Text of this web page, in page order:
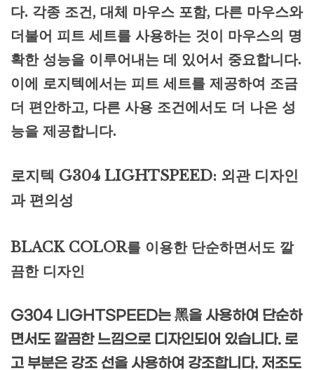
다. 각종 조건, 대체 마우스 포함, 다른 마우스와
더불어 피트 세트를 사용하는 것이 마우스의 명
확한 성능을 이루어내는 데 있어서 중요합니다.
이에 로지텍에서는 피트 세트를 제공하여 조금
더 편안하고, 다른 사용 조건에서도 더 나은 성
능을 제공합니다.
로지텍 G304 LIGHTSPEED: 외관 디자인
과 편의성
BLACK COLOR를 이용한 단순하면서도 깔
끔한 디자인
G304 LIGHTSPEED는 黑을 사용하여 단순하
면서도 깔끔한 느낌으로 디자인되어 있습니다. 로
고 부분은 강조 선을 사용하여 강조합니다. 저조도